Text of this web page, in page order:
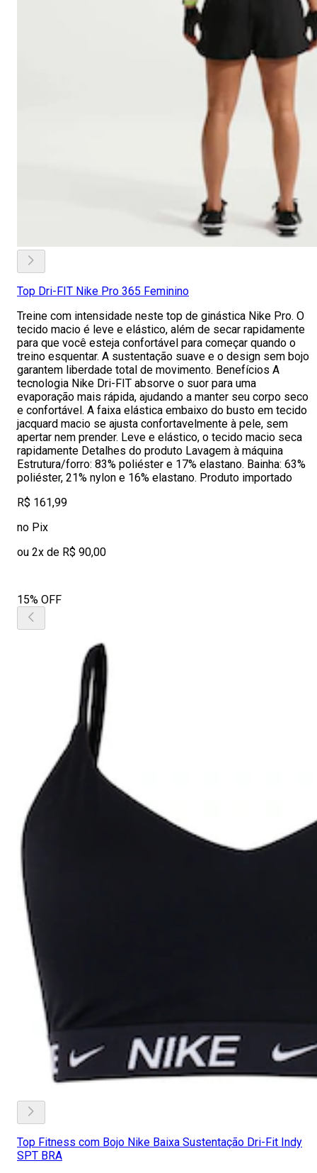
Top Dri-FIT Nike Pro 365 Feminino
Treine com intensidade neste top de ginástica Nike Pro. O
tecido macio é leve e elástico, além de secar rapidamente
para que você esteja confortável para começar quando o
treino esquentar. A sustentação suave e o design sem bojo
garantem liberdade total de movimento. Benefícios A
tecnologia Nike Dri-FIT absorve o suor para uma
evaporação mais rápida, ajudando a manter seu corpo seco
e confortável. A faixa elástica embaixo do busto em tecido
jacquard macio se ajusta confortavelmente à pele, sem
apertar nem prender. Leve e elástico, o tecido macio seca
rapidamente Detalhes do produto Lavagem à máquina
Estrutura/forro: 83% poliéster e 17% elastano. Bainha: 63%
poliéster, 21% nylon e 16% elastano. Produto importado
R$ 161,99
no Pix
ou 2x de R$ 90,00
15% OFF
Top Fitness com Bojo Nike Baixa Sustentação Dri-Fit Indy
SPT BRA